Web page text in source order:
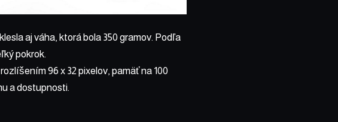
aj váha, ktorá bola 350 gramov. Podľa
pokrok.
96 x 32 pixelov, pamäť na 100
a dostupnosti.